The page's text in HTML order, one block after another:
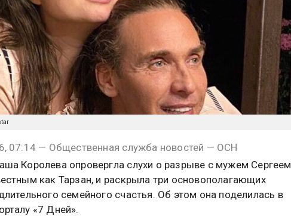
07:14 — Общественная служба новостей — ОСН
Королева опровергла слухи о разрыве с мужем Сергеем
как Тарзан, и раскрыла три основополагающих
семейного счастья. Об этом она поделилась в
«7 Дней».